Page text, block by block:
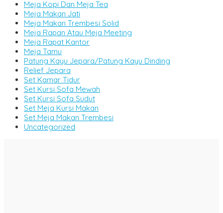
Meja Kopi Dan Meja Tea
Meja Makan Jati
Meja Makan Trembesi Solid
Meja Rapan Atau Meja Meeting
Meja Rapat Kantor
Meja Tamu
Patung Kayu Jepara/Patung Kayu Dinding
Relief Jepara
Set Kamar Tidur
Set Kursi Sofa Mewah
Set Kursi Sofa Sudut
Set Meja Kursi Makan
Set Meja Makan Trembesi
Uncategorized